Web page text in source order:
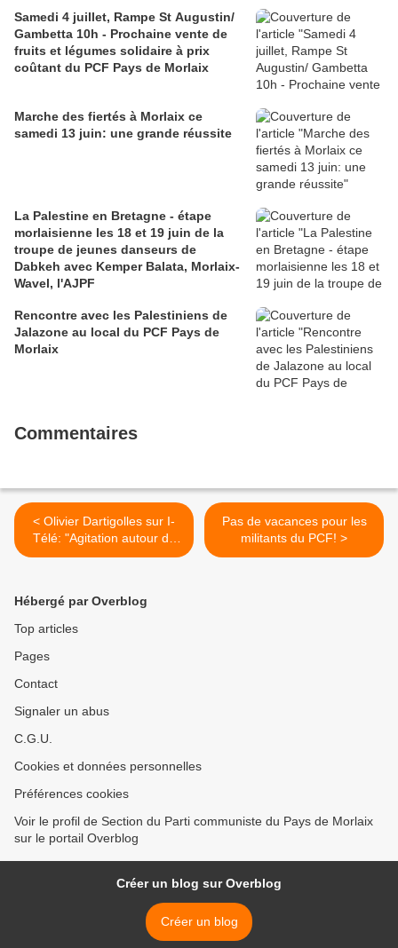
Samedi 4 juillet, Rampe St Augustin/
Gambetta 10h - Prochaine vente de
fruits et légumes solidaire à prix
coûtant du PCF Pays de Morlaix
Marche des fiertés à Morlaix ce
samedi 13 juin: une grande réussite
La Palestine en Bretagne - étape
morlaisienne les 18 et 19 juin de la
troupe de jeunes danseurs de
Dabkeh avec Kemper Balata, Morlaix-
Wavel, l'AJPF
Rencontre avec les Palestiniens de
Jalazone au local du PCF Pays de
Morlaix
Commentaires
< Olivier Dartigolles sur I-
Télé: "Agitation autour du
burkini et contre les
Pas de vacances pour les
militants du PCF! >
Hébergé par Overblog
Top articles
Pages
Contact
Signaler un abus
C.G.U.
Cookies et données personnelles
Préférences cookies
Voir le profil de Section du Parti communiste du Pays de Morlaix
sur le portail Overblog
Créer un blog sur Overblog
Créer un blog